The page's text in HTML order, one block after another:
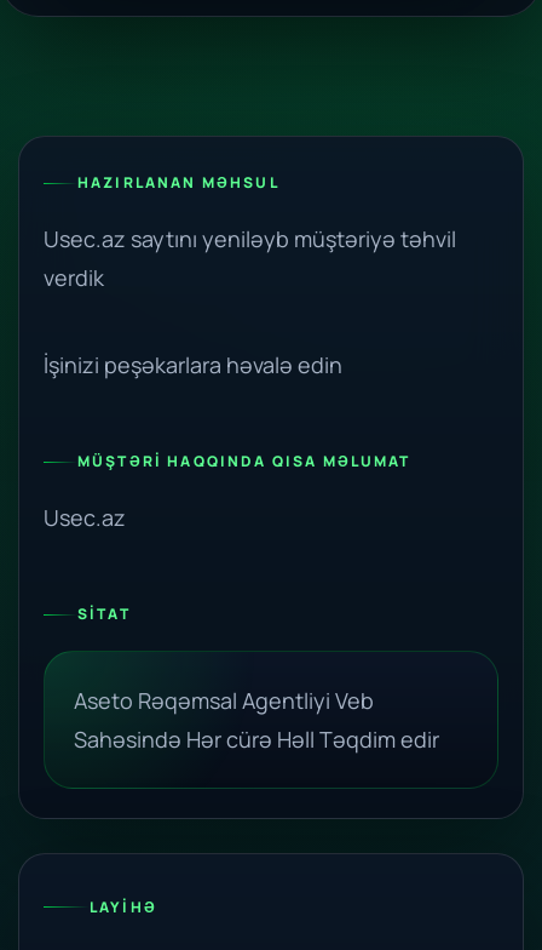
HAZIRLANAN MƏHSUL
Usec.az saytını yeniləyb müştəriyə təhvil
verdik
İşinizi peşəkarlara həvalə edin
MÜŞTƏRI HAQQINDA QISA MƏLUMAT
Usec.az
SITAT
Aseto Rəqəmsal Agentliyi Veb
Sahəsində Hər cürə Həll Təqdim edir
LAYIHƏ